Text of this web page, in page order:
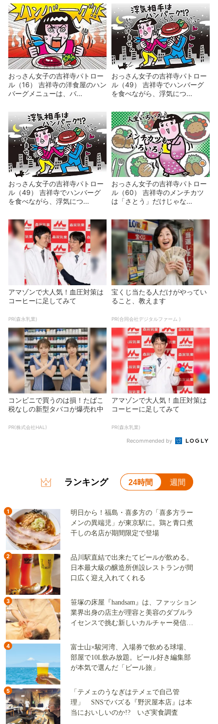
おっさん女子の吉祥寺パトロー
ル（16） 吉祥寺の洋食屋のハン
バーグメニューは、バ...
おっさん女子の吉祥寺パトロー
ル（49） 吉祥寺でハンバーグ
を食べながら、浮気につ...
おっさん女子の吉祥寺パトロー
ル（49） 吉祥寺でハンバーグ
を食べながら、浮気につ...
おっさん女子の吉祥寺パトロー
ル（60） 吉祥寺のメンチカツ
は「さとう」だけじゃな...
アマゾンで大人気！血圧対策は
コーヒーに足してみて
PR(森永乳業)
宝くじ当たる人だけがやってい
ること、教えます
PR(合同会社デジタルファーム )
コンビニで買うのは損！たばこ
税なしの新型タバコが爆売れ中
PR(株式会社HAL)
アマゾンで大人気！血圧対策は
コーヒーに足してみて
PR(森永乳業)
Recommended by
ランキング 24時間 週間
1
明日から！福島・喜多方の「喜多方ラー
メンの異端児」が東京駅に。鶏と青口煮
干しの名店が期間限定で登場
2
品川駅直結で出来たてビールが飲める。
日本最大級の醸造所併設レストランが間
口広く迎え入れてくれる
3
笹塚の床屋『handsam』は、ファッション
業界出身の店主が理容と美容のダブルラ
イセンスで挑む新しいカルチャー発信基
4
富士山×駿河湾、入場券で飲める球場、
部屋で10L飲み放題。ビール好き編集部
が本気で選んだ「ビール旅」
5
「テメェのうなぎはテメェで自己管
理」 SNSでバズる『野沢屋本店』は本
当においしいのか!? いざ実食調査